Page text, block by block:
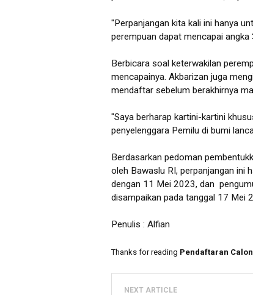
"Perpanjangan kita kali ini hanya
perempuan dapat mencapai angka
Berbicara soal keterwakilan
mencapainya. Akbarizan juga
mendaftar sebelum berakhirnya
"Saya berharap kartini-kartini
penyelenggara Pemilu di bumi
Berdasarkan pedoman
oleh Bawaslu RI, perpanjangan ini
dengan 11 Mei 2023, dan
disampaikan pada tanggal 17 Mei
Penulis : Alfian
Thanks for reading Pendaftaran
NEXT ARTICLE